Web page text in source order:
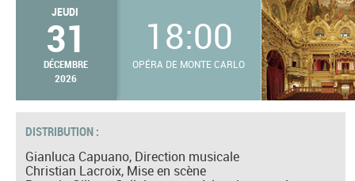
JEUDI
31
DÉCEMBRE
2026
18:00
OPÉRA DE MONTE CARLO
DISTRIBUTION :
Gianluca Capuano, Direction musicale
Christian Lacroix, Mise en scène